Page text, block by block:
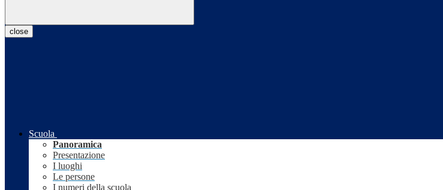
close
Scuola
Panoramica
Presentazione
I luoghi
Le persone
I numeri della scuola